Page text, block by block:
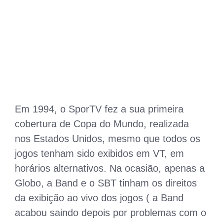
Em 1994, o SporTV fez a sua primeira
cobertura de Copa do Mundo, realizada
nos Estados Unidos, mesmo que todos os
jogos tenham sido exibidos em VT, em
horários alternativos. Na ocasião, apenas a
Globo, a Band e o SBT tinham os direitos
da exibição ao vivo dos jogos ( a Band
acabou saindo depois por problemas com o